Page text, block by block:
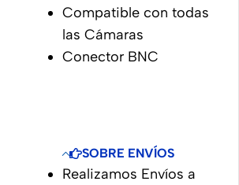
Compatible con todas
las Cámaras
Conector BNC
SOBRE ENVÍOS
Realizamos Envíos a